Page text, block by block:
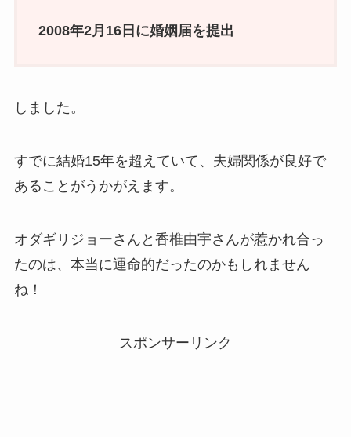
2008年2月16日に婚姻届を提出
しました。
すでに結婚15年を超えていて、夫婦関係が良好で
あることがうかがえます。
オダギリジョーさんと香椎由宇さんが惹かれ合っ
たのは、本当に運命的だったのかもしれません
ね！
スポンサーリンク